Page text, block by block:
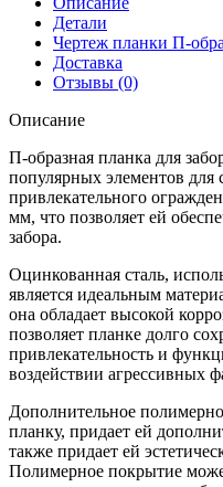
заборная
24
0,45
PE-
Double
с
RR
32
темно-
коричневый
(2,5м)
Детали
Чертеж планки П-
Доставка
Отзывы (0)
Описание
П-образная планка для
популярных элементов для
привлекательного
мм, что позволяет ей
забора.
Оцинкованная сталь,
является идеальным
она обладает высокой
позволяет планке долго
привлекательность и
воздействии агрессивных
Дополнительное
планку, придает ей
также придает ей
Полимерное покрытие